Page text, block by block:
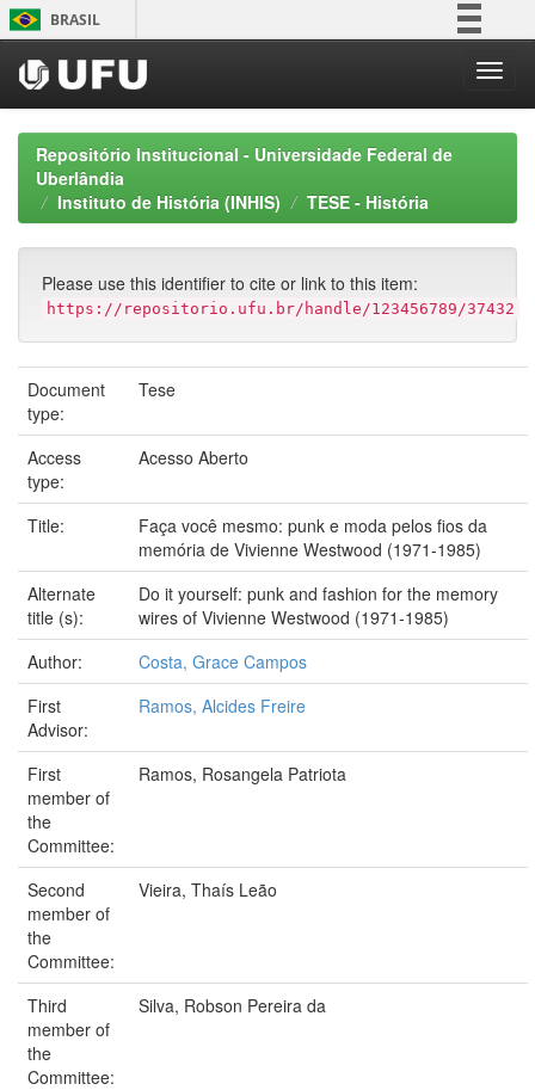
Skip
navigation
BRASIL
Participe
Acesso à informação
Legislação
Repositório Institucional - Universidade Federal de
Uberlândia
Instituto de História (INHIS)
TESE - História
Please use this identifier to cite or link to this item:
https://repositorio.ufu.br/handle/123456789/37432
Document
type:
Tese
Access
type:
Acesso Aberto
Title:
Faça você mesmo: punk e moda pelos fios da
memória de Vivienne Westwood (1971-1985)
Alternate
title (s):
Do it yourself: punk and fashion for the memory
wires of Vivienne Westwood (1971-1985)
Author:
Costa, Grace Campos
First
Advisor:
Ramos, Alcides Freire
First
member of
the
Committee:
Ramos, Rosangela Patriota
Second
member of
the
Committee:
Vieira, Thaís Leão
Third
member of
the
Committee:
Silva, Robson Pereira da